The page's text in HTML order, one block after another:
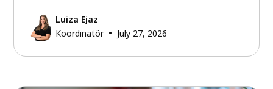
Luiza Ejaz
Koordinatör • July 27, 2026